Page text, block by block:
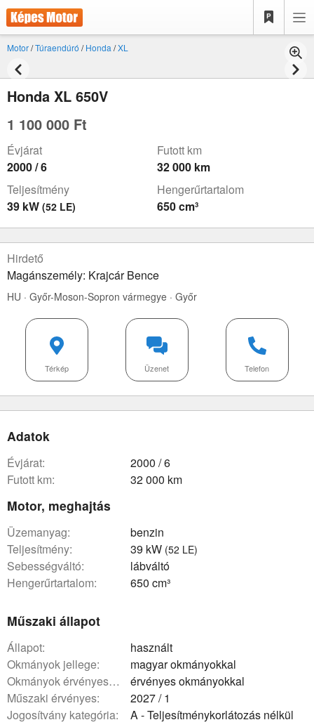
Motor/Túraendúró /Honda /XL
Honda XL 650V
1 100 000 Ft
Évjárat
2000 / 6
Futott km
32 000 km
Teljesítmény
39 kW (52 LE)
Hengerűrtartalom
650 cm³
Hirdető
Magánszemély: Krajcár Bence
HU · Győr-Moson-Sopron vármegye · Győr
Telefon
Üzenet
Térkép
Adatok
évjárat:
2000 / 6
futott km:
32 000 km
Motor, meghajtás
üzemanyag:
benzin
teljesítmény:
39 kW (52 LE)
sebességváltó:
lábváltó
hengerűrtartalom:
650 cm³
Műszaki állapot
állapot:
használt
okmányok jellege:
magyar okmányokkal
okmányok érvényessége:
érvényes okmányokkal
műszaki érvényes:
2027 / 1
Jogosítvány kategória:
A - Teljesítménykorlátozás nélkül